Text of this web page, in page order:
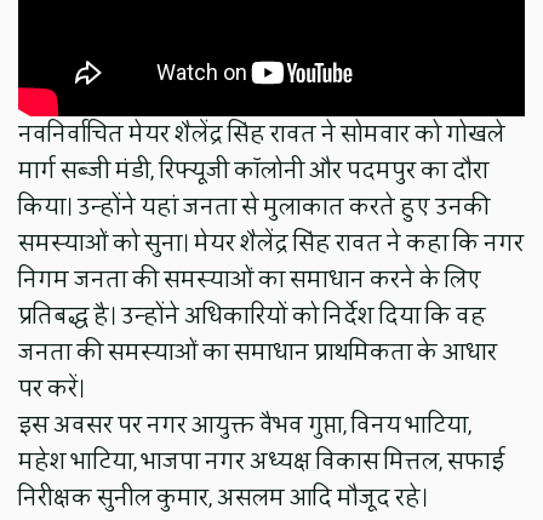
नवनिर्वाचित मेयर शैलेंद्र सिंह रावत ने सोमवार को गोखले
मार्ग सब्जी मंडी, रिफ्यूजी कॉलोनी और पदमपुर का दौरा
किया। उन्होंने यहां जनता से मुलाकात करते हुए उनकी
समस्याओं को सुना। मेयर शैलेंद्र सिंह रावत ने कहा कि नगर
निगम जनता की समस्याओं का समाधान करने के लिए
प्रतिबद्ध है। उन्होंने अधिकारियों को निर्देश दिया कि वह
जनता की समस्याओं का समाधान प्राथमिकता के आधार
पर करें।
इस अवसर पर नगर आयुक्त वैभव गुप्ता, विनय भाटिया,
महेश भाटिया, भाजपा नगर अध्यक्ष विकास मित्तल, सफाई
निरीक्षक सुनील कुमार, असलम आदि मौजूद रहे।